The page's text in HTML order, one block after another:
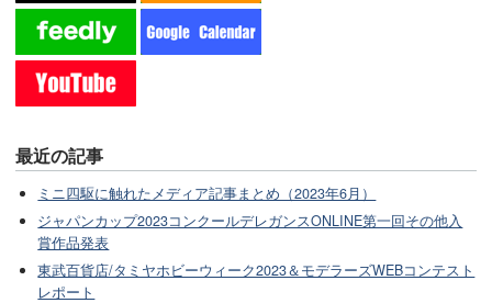
最近の記事
ミニ四駆に触れたメディア記事まとめ（2023年6月）
ジャパンカップ2023コンクールデレガンスONLINE第一回その他入
賞作品発表
東武百貨店/タミヤホビーウィーク2023＆モデラーズWEBコンテスト
レポート